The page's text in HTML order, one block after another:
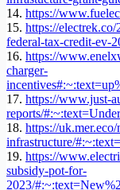
14. https://
15. https://
federal-tax-credit-ev-
16. https://
charger-
17. https://www.just-
reports/
18. https://
infrastructure/
19. https://
subsidy-pot-for-
2023/